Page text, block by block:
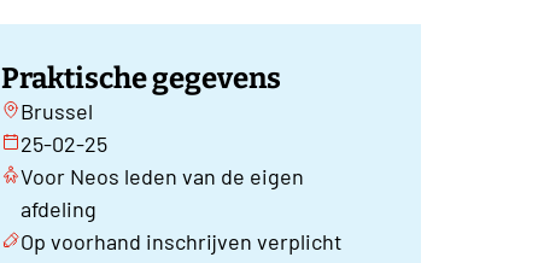
Praktische gegevens
Brussel
25-02-25
Voor Neos leden van de eigen
afdeling
Op voorhand inschrijven verplicht